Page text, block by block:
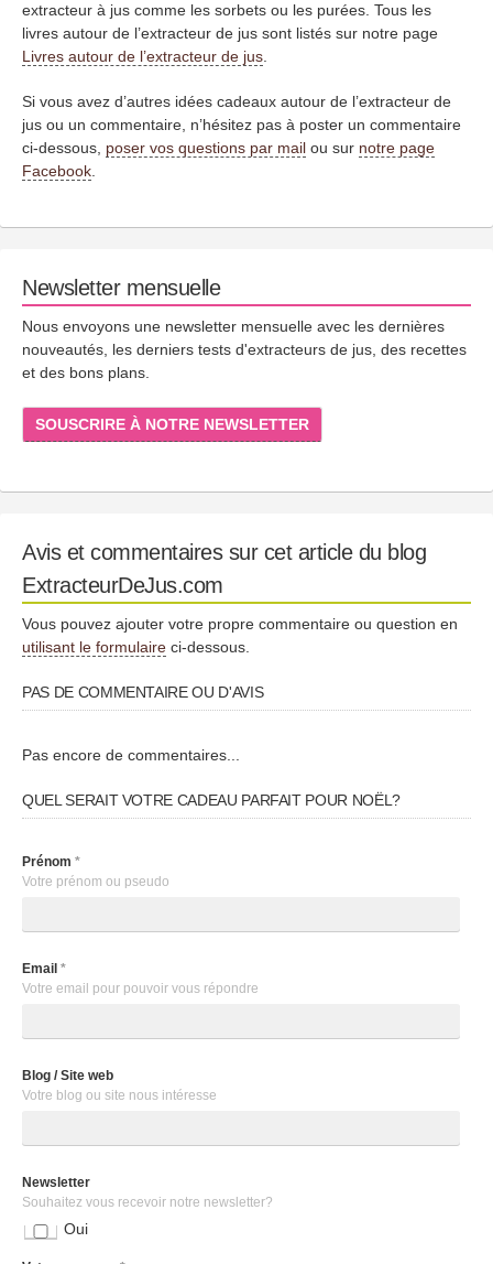
extracteur à jus comme les sorbets ou les purées. Tous les
livres autour de l’extracteur de jus sont listés sur notre page
Livres autour de l’extracteur de jus
Si vous avez d’autres idées cadeaux autour de l’extracteur de
jus ou un commentaire, n’hésitez pas à poster un commentaire
ci-dessous, poser vos questions par mail ou sur notre page
Facebook
Newsletter mensuelle
Nous envoyons une newsletter mensuelle avec les dernières
nouveautés, les derniers tests d'extracteurs de jus, des recettes
et des bons plans.
SOUSCRIRE À NOTRE NEWSLETTER
Avis et commentaires sur cet article du blog
ExtracteurDeJus.com
Vous pouvez ajouter votre propre commentaire ou question en
utilisant le formulaire ci-dessous.
PAS DE COMMENTAIRE OU D'AVIS
Pas encore de commentaires...
QUEL SERAIT VOTRE CADEAU PARFAIT POUR NOËL?
Prénom *
Votre prénom ou pseudo
Email *
Votre email pour pouvoir vous répondre
Blog / Site web
Votre blog ou site nous intéresse
Newsletter
Souhaitez vous recevoir notre newsletter?
Oui